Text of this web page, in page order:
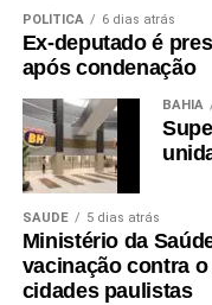
POLÍTICA 6 dias atrás
Ex-deputado é
após condenação
BAHIA
SAÚDE 5 dias atrás
Ministério da
vacinação contra
cidades paulistas